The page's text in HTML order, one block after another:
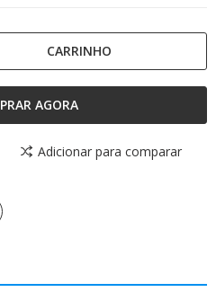
CARRINHO
AGORA
Adicionar para comparar